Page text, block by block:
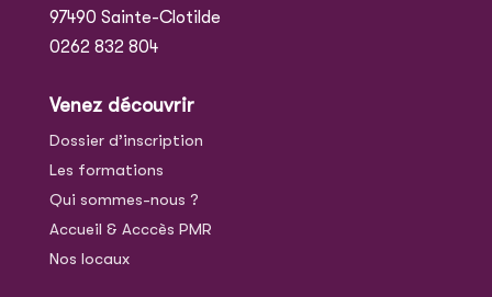
97490 Sainte-Clotilde
0262 832 804
Venez découvrir
Dossier d’inscription
Les formations
Qui sommes-nous ?
Accueil & Acccès PMR
Nos locaux